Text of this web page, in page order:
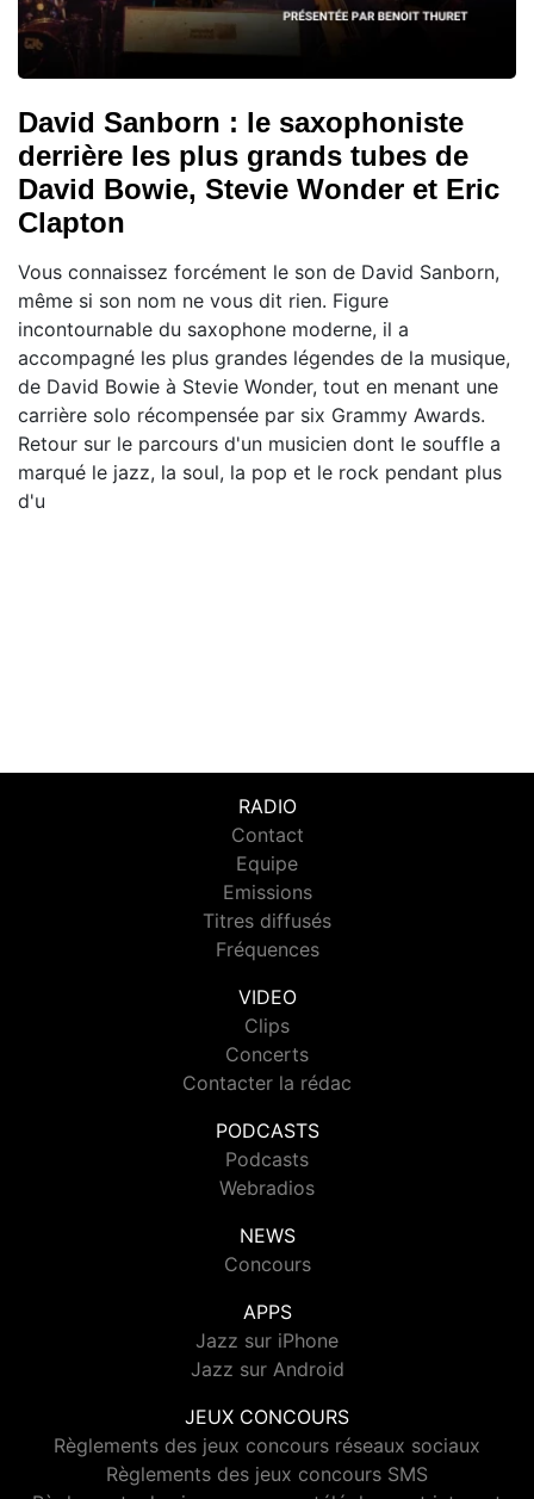
David Sanborn : le saxophoniste
derrière les plus grands tubes de
David Bowie, Stevie Wonder et Eric
Clapton
Vous connaissez forcément le son de David Sanborn,
même si son nom ne vous dit rien. Figure
incontournable du saxophone moderne, il a
accompagné les plus grandes légendes de la musique,
de David Bowie à Stevie Wonder, tout en menant une
carrière solo récompensée par six Grammy Awards.
Retour sur le parcours d'un musicien dont le souffle a
marqué le jazz, la soul, la pop et le rock pendant plus
d'u
RADIO
Contact
Equipe
Emissions
Titres diffusés
Fréquences
VIDEO
Clips
Concerts
Contacter la rédac
PODCASTS
Podcasts
Webradios
NEWS
Concours
APPS
Jazz sur iPhone
Jazz sur Android
JEUX CONCOURS
Règlements des jeux concours réseaux sociaux
Règlements des jeux concours SMS